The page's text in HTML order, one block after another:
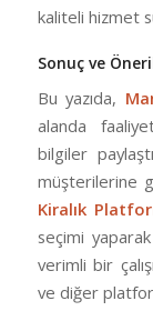
kaliteli hizmet
Sonuç ve
Bu yazıda,
alanda
bilgiler
müşterilerine
Kiralık
seçimi
verimli bir
ve diğer